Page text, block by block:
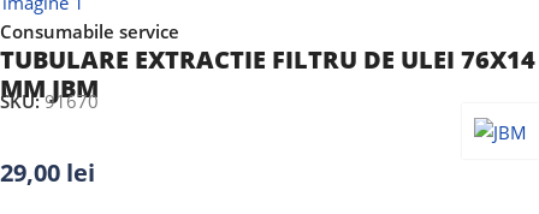
Consumabile service
TUBULARE EXTRACTIE FILTRU DE ULEI 76X14
MM JBM
SKU:91670
29,00 lei